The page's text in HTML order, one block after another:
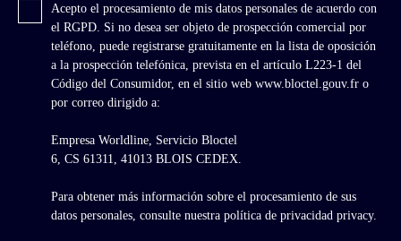
Acepto el procesamiento de mis datos personales de acuerdo con
el RGPD. Si no desea ser objeto de prospección comercial por
teléfono, puede registrarse gratuitamente en la lista de oposición
a la prospección telefónica, prevista en el artículo L223-1 del
Código del Consumidor, en el sitio web www.bloctel.gouv.fr o
por correo dirigido a:
Empresa Worldline, Servicio Bloctel
6, CS 61311, 41013 BLOIS CEDEX.
Para obtener más información sobre el procesamiento de sus
datos personales, consulte nuestra política de privacidad privacy.